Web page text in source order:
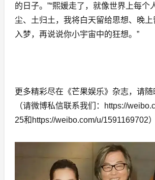
的日子。”“熙媛走了，就像世界上每个
尘、土归土，我将白天留给思想、晚
入梦，再说说你小宇宙中的狂想。”
更多精彩尽在《芒果娱乐》杂志，请随
（请微博私信联系我们：https://
25和https://weibo.com/u/1591169702）